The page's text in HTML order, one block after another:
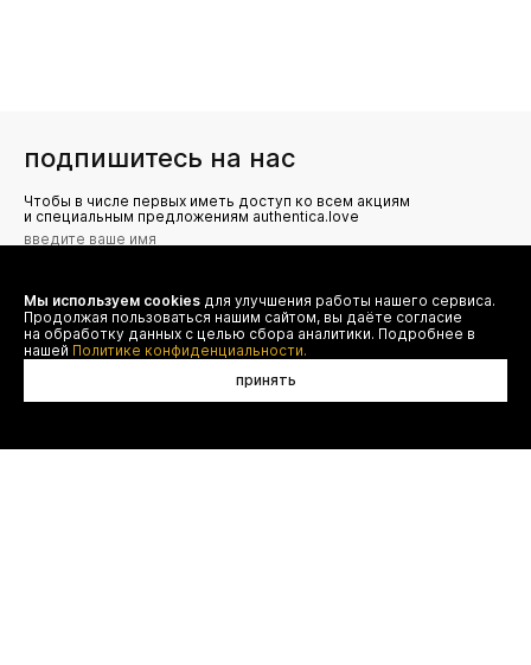
подпишитесь на нас
Чтобы в числе первых иметь доступ ко всем акциям
и специальным предложениям authentica.love
Я даю согласие на сбор, обработку и хранение моих
персональных данных (имя, email, телефон) для получения
рекламных и информационных рассылок от ООО 'БТ
Юнайтед', а также ознакомлен(а) с
Политикой конфиденциальности
Мы используем cookies для улучшения работы нашего сервиса.
Продолжая пользоваться нашим сайтом, вы даёте согласие
на обработку данных с целью сбора аналитики. Подробнее в
нашей Политике конфиденциальности.
принять